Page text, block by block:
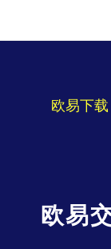
欧易下载
欧易